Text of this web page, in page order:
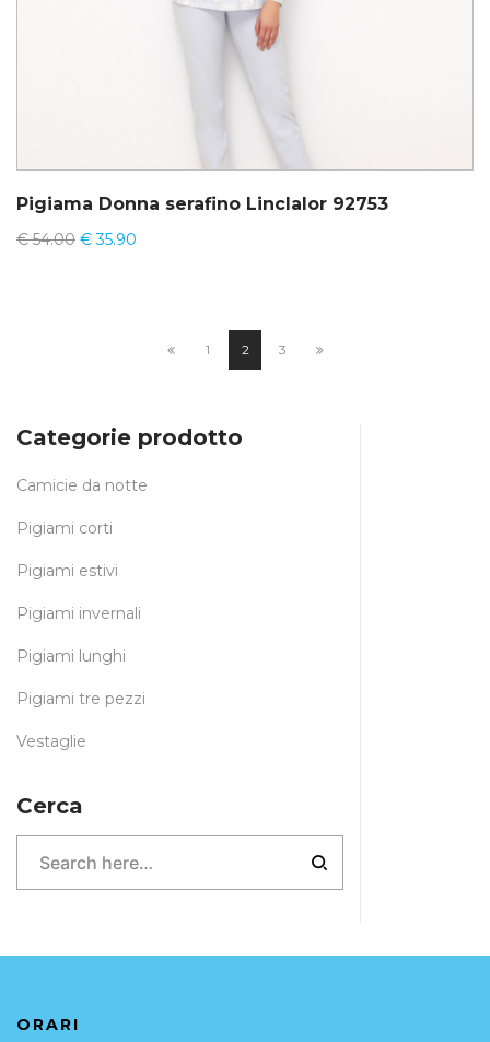
Pigiama Donna serafino Linclalor 92753
€54.00 €35.90
1 2 3
Categorie prodotto
Camicie da notte
Pigiami corti
Pigiami estivi
Pigiami invernali
Pigiami lunghi
Pigiami tre pezzi
Vestaglie
Cerca
ORARI